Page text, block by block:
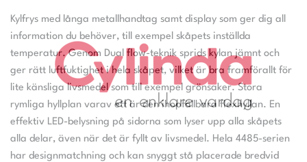
Kylfrys med långa metallhandtag samt display som ger dig all
information du behöver, till exempel skåpets inställda
temperatur. Genom Dual flow-teknik sprids kylan jämnt och
ger rätt luftfuktighet i hela skåpet, vilket är bra framförallt för
lite känsliga livsmedel som till exempel grönsaker. Stora
rymliga hyllplan varav ett är den ihopfällbara flexhyllan. En
effektiv LED-belysning på sidorna som lyser upp alla skåpets
alla delar, även när det är fyllt av livsmedel. Hela 4485-serien
har designmatchning och kan snyggt stå placerade bredvid